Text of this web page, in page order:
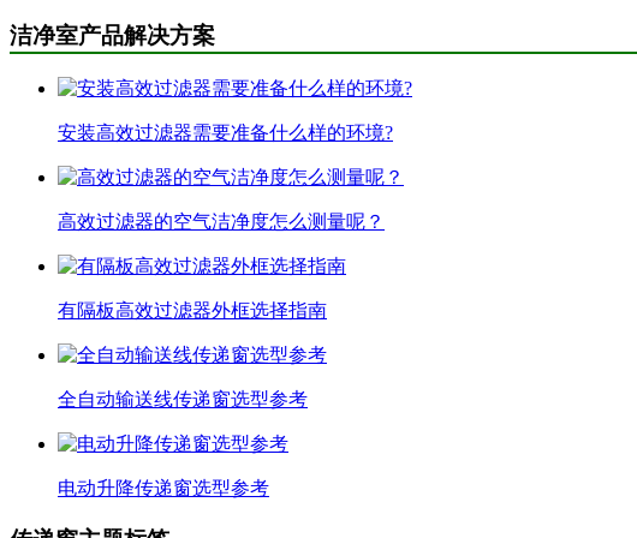
洁净室产品解决方案
安装高效过滤器需要准备什么样的环境?
高效过滤器的空气洁净度怎么测量呢？
有隔板高效过滤器外框选择指南
全自动输送线传递窗选型参考
电动升降传递窗选型参考